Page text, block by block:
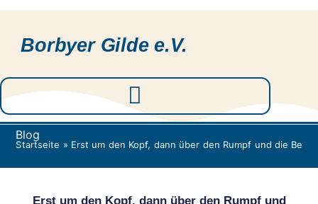
Borbyer Gilde e.V.
Blog
Startseite » Erst um den Kopf, dann über den Rumpf und die Beine
Erst um den Kopf, dann über den Rumpf und